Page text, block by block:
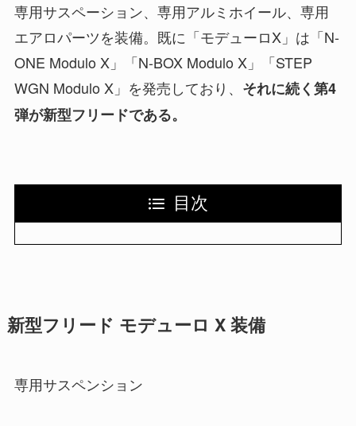
専用サスペーション、専用アルミホイール、専用
エアロパーツを装備。既に「モデューロX」は「N-
ONE Modulo X」「N-BOX Modulo X」「STEP
WGN Modulo X」を発売しており、 それに続く第4
弾が新型フリードである。
目次
新型フリード モデューロ X 装備
専用サスペンション